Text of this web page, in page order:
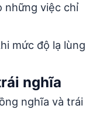
những việc chỉ
mức độ lạ lùng
nghĩa
nghĩa và trái